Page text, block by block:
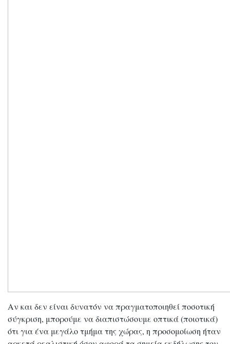
Αν και δεν είναι δυνατόν να πραγματοποιηθεί ποσοτική
σύγκριση, μπορούμε να διαπιστώσουμε οπτικά (ποιοτικά)
ότι για ένα μεγάλο τμήμα της χώρας, η προσομοίωση ήταν